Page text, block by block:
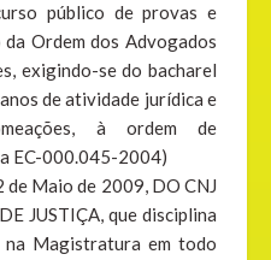
público de provas e
Ordem dos Advogados
exigindo-se do bacharel
de atividade jurídica e
à ordem de
EC-000.045-2004)
de Maio de 2009, DO CNJ
JUSTIÇA, que disciplina
Magistratura em todo